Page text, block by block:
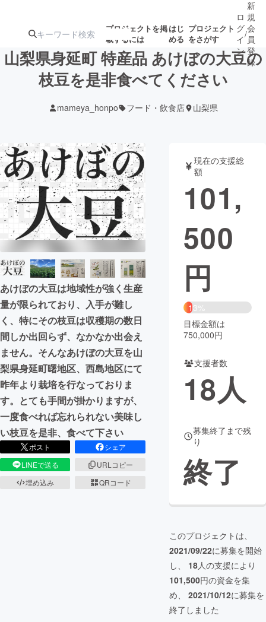
プロジェクトを掲
載するには
はじ
める
プロジェクト
をさがす
ターン
ジェクト
募集終了が近いプ
ロジェクト
されます
アート・写真 音楽
テクノロジー・ガジェット ゲーム・サ
映像・映画
ビジネス・起業
まちづくり・地域活性化
CAMPFIRE for Social Good
CAMPFIRE Creation
CAMPFIREふるさと納税machi-ya コミュニティ
ロ
グ
イ
ン
/
新
規
会
員
登
録
山梨県身延町 特産品 あけぼの大豆の
枝豆を是非食べてください
mameya_honpo フード・飲食店 山梨県
あけぼの大豆は地域性が強く生産
量が限られており、入手が難し
く、特にその枝豆は収穫期の数日
間しか出回らず、なかなか出会え
ません。そんなあけぼの大豆を山
梨県身延町曙地区、西島地区にて
昨年より栽培を行なっておりま
す。とても手間が掛かりますが、
一度食べれば忘れられない美味し
い枝豆を是非、食べて下さい
ポスト
シェア
LINEで送る
URLコピー
埋め込み
QRコード
現在の支援総
額
101,
500
円
13%
目標金額は
750,000円
支援者数
18人
募集終了まで残
り
終了
このプロジェクトは、
2021/09/22に募集を開始
し、 18人の支援により
101,500円の資金を集
め、 2021/10/12に募集を
終了しました